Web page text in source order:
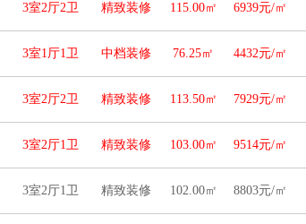
3室2厅2卫 精致装修 115.00㎡ 6939元/㎡
3室1厅1卫 中档装修 76.25㎡ 4432元/㎡
3室2厅2卫 精致装修 113.50㎡ 7929元/㎡
3室2厅1卫 精致装修 103.00㎡ 9514元/㎡
3室2厅1卫 精致装修 102.00㎡ 8803元/㎡